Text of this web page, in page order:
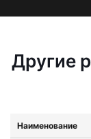
Другие
Наименование